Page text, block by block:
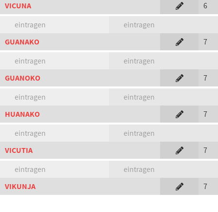
VICUNA
6
eintragen
eintragen
GUANAKO
7
eintragen
eintragen
GUANOKO
7
eintragen
eintragen
HUANAKO
7
eintragen
eintragen
VICUTIA
7
eintragen
eintragen
VIKUNJA
7